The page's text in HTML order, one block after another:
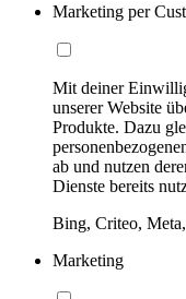
Marketing per
Mit deiner
unserer Website
Produkte. Dazu
ab und nutzen
Dienste bereits
Bing, Criteo,
Marketing